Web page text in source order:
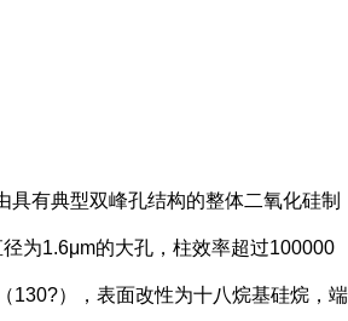
具有典型双峰孔结构的整体二氧化硅制
为1.6μm的大孔，柱效率超过100000
130?），表面改性为十八烷基硅烷，端